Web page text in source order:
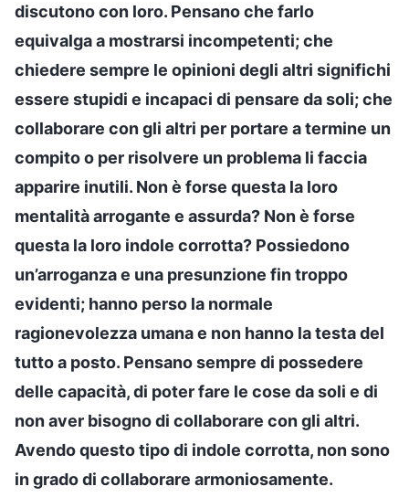
discutono con loro. Pensano che farlo
equivalga a mostrarsi incompetenti; che
chiedere sempre le opinioni degli altri significhi
essere stupidi e incapaci di pensare da soli; che
collaborare con gli altri per portare a termine un
compito o per risolvere un problema li faccia
apparire inutili. Non è forse questa la loro
mentalità arrogante e assurda? Non è forse
questa la loro indole corrotta? Possiedono
un’arroganza e una presunzione fin troppo
evidenti; hanno perso la normale
ragionevolezza umana e non hanno la testa del
tutto a posto. Pensano sempre di possedere
delle capacità, di poter fare le cose da soli e di
non aver bisogno di collaborare con gli altri.
Avendo questo tipo di indole corrotta, non sono
in grado di collaborare armoniosamente.